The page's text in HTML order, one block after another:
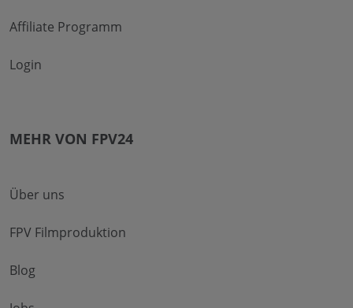
Affiliate Programm
Login
MEHR VON FPV24
Über uns
FPV Filmproduktion
Blog